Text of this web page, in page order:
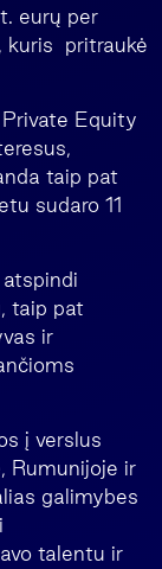
eurų per
kuris pritraukė
Equity
taip pat
sudaro 11
taip pat
ir
į verslus
Rumunijoje ir
galimybes
talentu ir